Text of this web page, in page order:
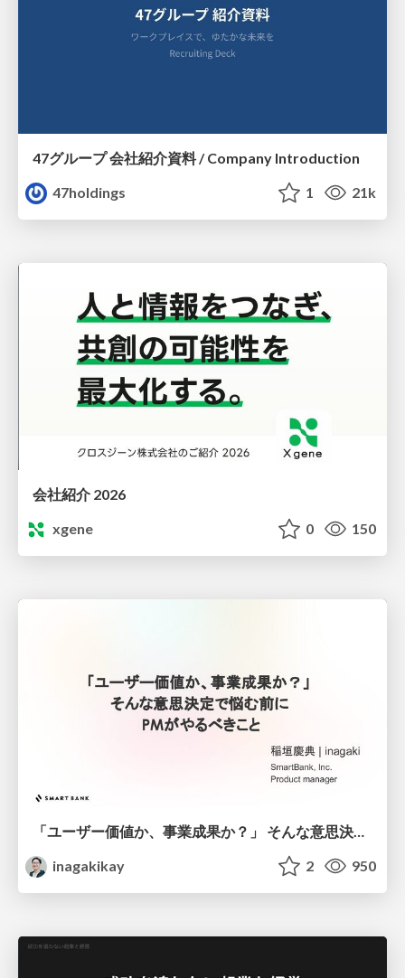
47グループ 会社紹介資料 / Company Introduction
47holdings
1 21k
会社紹介 2026
xgene
0 150
inagakikay
2 950